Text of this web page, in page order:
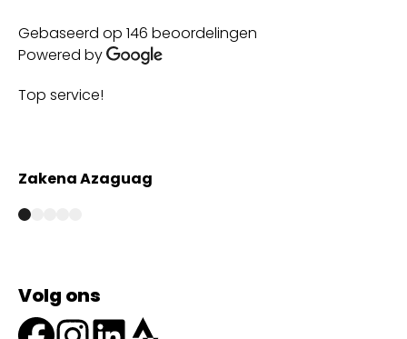
Gebaseerd op 146 beoordelingen
Powered by
Top service!
Zakena Azaguag
Volg ons